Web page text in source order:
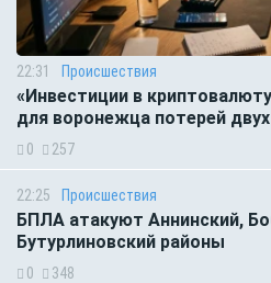
22:31 Происшествия
«Инвестиции в
для воронежца потерей
0 257
22:25 Происшествия
БПЛА атакуют Аннинский,
Бутурлиновский районы
0 348